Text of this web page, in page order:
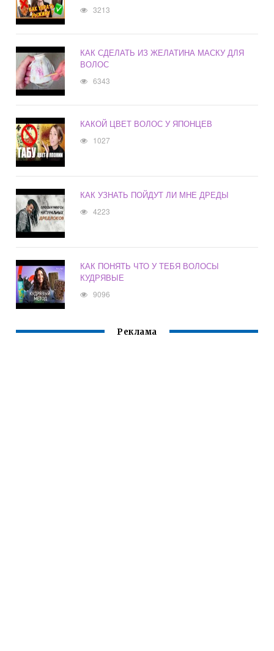
3213
КАК СДЕЛАТЬ ИЗ ЖЕЛАТИНА МАСКУ ДЛЯ
ВОЛОС
6343
КАКОЙ ЦВЕТ ВОЛОС У ЯПОНЦЕВ
1027
КАК УЗНАТЬ ПОЙДУТ ЛИ МНЕ ДРЕДЫ
4223
КАК ПОНЯТЬ ЧТО У ТЕБЯ ВОЛОСЫ
КУДРЯВЫЕ
9096
Реклама